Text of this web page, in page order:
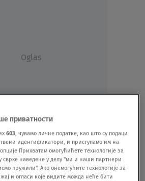
Oglas
izlaže u Londonu i poručuje - Kad
da slikam, izgubim pojam o
05.05.25.
приватности
603, чувамо личне податке, као што су подаци
идентификатори, и приступамо им на
Прихватам омогућићете технологије за
сврхе наведене у делу "ми и наши партнери
пружили". Ако онемогућите технологије за
и огласи које видите можда неће бити